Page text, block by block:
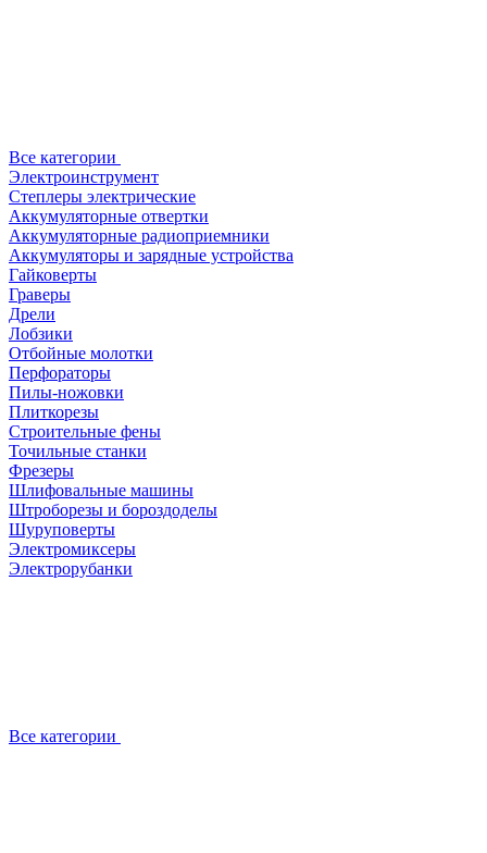
Все категории
Электроинструмент
Степлеры электрические
Аккумуляторные отвертки
Аккумуляторные радиоприемники
Аккумуляторы и зарядные устройства
Гайковерты
Граверы
Дрели
Лобзики
Отбойные молотки
Перфораторы
Пилы-ножовки
Плиткорезы
Строительные фены
Точильные станки
Фрезеры
Шлифовальные машины
Штроборезы и бороздоделы
Шуруповерты
Электромиксеры
Электрорубанки
Все категории